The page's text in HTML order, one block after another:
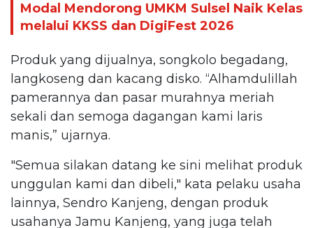
Modal Mendorong UMKM Sulsel Naik Kelas
melalui KKSS dan DigiFest 2026
Produk yang dijualnya, songkolo begadang,
langkoseng dan kacang disko. “Alhamdulillah
pamerannya dan pasar murahnya meriah
sekali dan semoga dagangan kami laris
manis,” ujarnya.
"Semua silakan datang ke sini melihat produk
unggulan kami dan dibeli," kata pelaku usaha
lainnya, Sendro Kanjeng, dengan produk
usahanya Jamu Kanjeng, yang juga telah